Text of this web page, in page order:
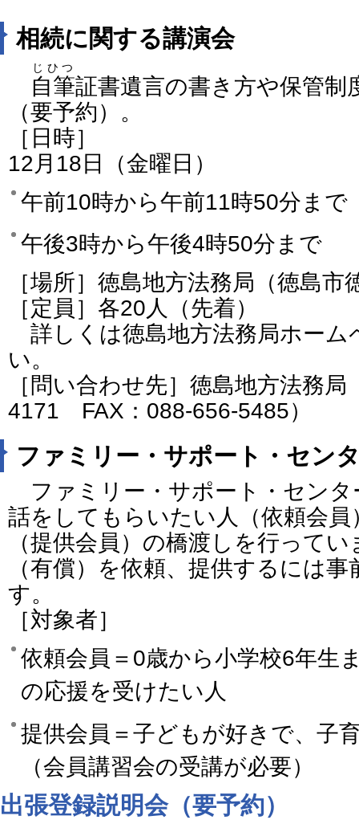
相続に関する講演会
自筆
じひつ
証書遺言の書き方や保管制
（要予約）。
［日時］
12月18日（金曜日）
午前10時から午前11時50分まで
午後3時から午後4時50分まで
［場所］徳島地方法務局（徳島市
［定員］各20人（先着）
詳しくは徳島地方法務局ホーム
い。
［問い合わせ先］徳島地方法務
4171 FAX：088-656-5485）
ファミリー・サポート・セン
ファミリー・サポート・センタ
話をしてもらいたい人（依頼会
（提供会員）の橋渡しを行って
（有償）を依頼、提供するには
す。
［対象者］
依頼会員＝0歳から小学校6年生
の応援を受けたい人
提供会員＝子どもが好きで、子
（会員講習会の受講が必要）
出張登録説明会（要予約）